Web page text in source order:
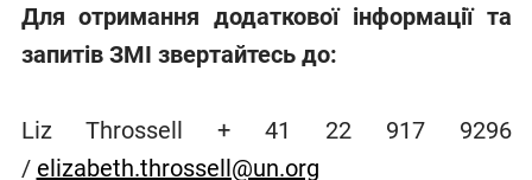
Для отримання додаткової інформації та
запитів ЗМІ звертайтесь до:
Liz Throssell + 41 22 917 9296
/ elizabeth.throssell@un.org